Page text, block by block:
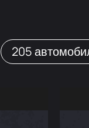
205